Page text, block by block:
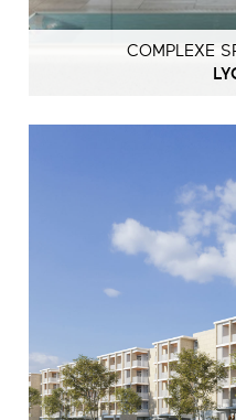
COMPLEXE